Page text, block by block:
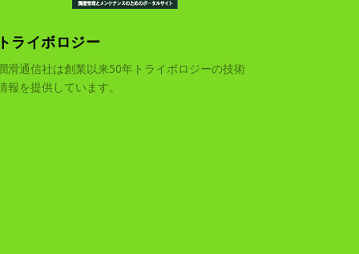
ライボロジー
滑通信社は創業以来50年トライボロジーの技術
報を提供しています。